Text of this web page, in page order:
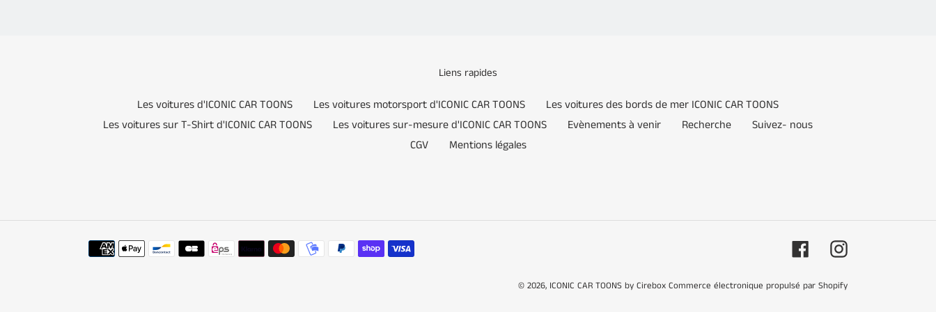
Liens rapides
Les voitures d'ICONIC CAR TOONS Les voitures motorsport d'ICONIC CAR TOONS
Les voitures des bords de mer ICONIC CAR TOONS
Les voitures sur T-Shirt d'ICONIC CAR TOONS
Les voitures sur-mesure d'ICONIC CAR TOONS Evènements à venir Recherche
Suivez- nous
CGV
Mentions légales
Moyens
FacebookInstagram
© 2026, ICONIC CAR TOONS by Cirebox Commerce électronique propulsé par Shopify